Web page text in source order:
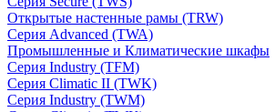
Открытые настенные рамы (TRW)
Серия Advanced (TWA)
Промышленные и Климатические шкафы
Серия Industry (TFM)
Серия Climatic II (TWK)
Серия Industry (TWM)